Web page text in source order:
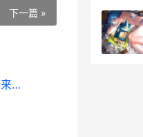
下一篇 »
极致输出的代表 《战舰世界》全新巡洋舰不来梅现已登场 极致输出的代表人物